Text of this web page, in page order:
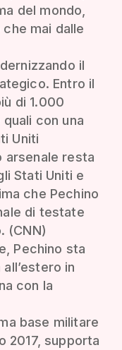
del mondo,
mai dalle
il
Entro il
di 1.000
con una
Uniti
arsenale resta
Stati Uniti e
che Pechino
di testate
(CNN)
Pechino sta
in
con la
base militare
2017, supporta